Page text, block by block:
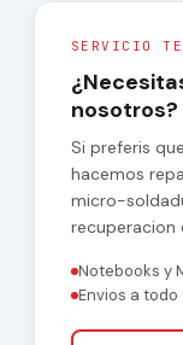
SERVICIO
nosotros?
Si preferis
hacemos
micro-
recuperacion
Notebooks y
Envios a todo